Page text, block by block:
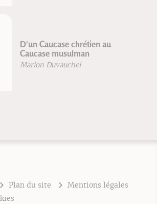
Zen simple assise
Philippe Coupey
Plan du site
Mentions légales